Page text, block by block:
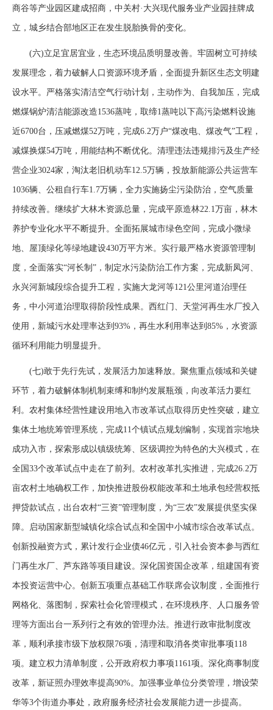
商谷等产业园区建成招商，中关村·大兴现代服务业产业园挂牌成
立，城乡结合部地区正在发生脱胎换骨的变化。
(六)立足宜居宜业，生态环境品质明显改善。牢固树立可持续
发展理念，着力破解人口资源环境矛盾，全面提升新区生态文明建
设水平。严格落实清洁空气行动计划，主动作为、自我加压，完成
燃煤锅炉清洁能源改造1536蒸吨，取缔1蒸吨以下高污染燃料设施
近6700台，压减燃煤52万吨，完成6.2万户“煤改电、煤改气”工程，
减煤换煤54万吨，用能结构不断优化。清理违法违规排污及生产经
营企业3024家，淘汰老旧机动车12.5万辆，投放新能源公共运营车
1036辆、公租自行车1.7万辆，全力实施扬尘污染防治，空气质量
持续改善。继续扩大林木资源总量，完成平原造林22.1万亩，林木
养护专业化水平不断提升。全面拓展城市绿色空间，完成小微绿
地、屋顶绿化等绿地建设430万平方米。实行最严格水资源管理制
度，全面落实“河长制”，制定水污染防治工作方案，完成新凤河、
永兴河新城段综合提升工程，实施大龙河等121公里河道治理任
务，中小河道治理取得阶段性成果。西红门、天堂河再生水厂投入
使用，新城污水处理率达到93%，再生水利用率达到85%，水资源
循环利用能力明显提升。
(七)敢于先行先试，发展活力加速释放。聚焦重点领域和关键
环节，着力破解体制机制束缚和制约发展瓶颈，向改革活力要红
利。农村集体经营性建设用地入市改革试点取得历史性突破，建立
集体土地统筹管理系统，完成11个镇试点规划编制，实现首宗地块
成功入市，探索形成以镇级统筹、区级调控为特色的大兴模式，在
全国33个改革试点中走在了前列。农村改革扎实推进，完成26.2万
亩农村土地确权工作，加快推进股份权能改革和土地承包经营权抵
押贷款试点，出台农村“三资”管理制度，为“三农”发展提供坚实保
障。启动国家新型城镇化综合试点和全国中小城市综合改革试点。
创新投融资方式，累计发行企业债46亿元，引入社会资本参与西红
门再生水厂、芦东路等项目建设。深化国资国企改革，组建国有资
本投资运营中心。创新五项重点基础工作联席会议制度，全面推行
网格化、落图制，探索社会化管理模式，在环境秩序、人口服务管
理等方面出台一系列行之有效的管理办法。推进行政审批制度改
革，顺利承接市级下放权限76项，清理和取消各类审批事项118
项。建立权力清单制度，公开政府权力事项1161项。深化商事制度
改革，新证照办理效率提高90%。加强事业单位分类管理，增设荣
华等3个街道办事处，政府服务经济社会发展能力进一步提高。